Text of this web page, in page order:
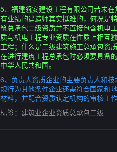
5、福建瓴安建设工程有限公司若未
有业绩的建造师其实挺难的，何况是
筑总承包二级资质并不直接包含机电
质与机电工程专业资质在性质上相互
工程；什么是二级建筑施工总承包资
在进行建筑工程总承包时必须要具备
中华人民共和国。
6、负责人资质企业的主要负责人和
规行为其他条件企业还需符合国家和
材料，并配合资质认定机构的审核工作
标签： 建筑业企业资质总承包二级